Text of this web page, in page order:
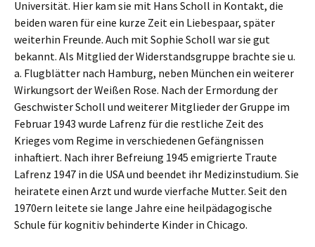
Universität. Hier kam sie mit Hans Scholl in Kontakt, die
beiden waren für eine kurze Zeit ein Liebespaar, später
weiterhin Freunde. Auch mit Sophie Scholl war sie gut
bekannt. Als Mitglied der Widerstandsgruppe brachte sie u.
a. Flugblätter nach Hamburg, neben München ein weiterer
Wirkungsort der Weißen Rose. Nach der Ermordung der
Geschwister Scholl und weiterer Mitglieder der Gruppe im
Februar 1943 wurde Lafrenz für die restliche Zeit des
Krieges vom Regime in verschiedenen Gefängnissen
inhaftiert. Nach ihrer Befreiung 1945 emigrierte Traute
Lafrenz 1947 in die USA und beendet ihr Medizinstudium. Sie
heiratete einen Arzt und wurde vierfache Mutter. Seit den
1970ern leitete sie lange Jahre eine heilpädagogische
Schule für kognitiv behinderte Kinder in Chicago.